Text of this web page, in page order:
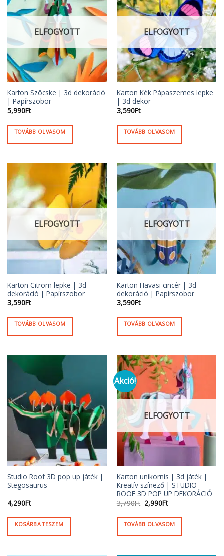
ELFOGYOTT
Karton Szöcske | 3d dekoráció
| Papírszobor
5,990Ft
TOVÁBB OLVASOM
ELFOGYOTT
Karton Kék Pápaszemes lepke
| 3d dekor
3,590Ft
TOVÁBB OLVASOM
ELFOGYOTT
Karton Citrom lepke | 3d
dekoráció | Papírszobor
3,590Ft
TOVÁBB OLVASOM
ELFOGYOTT
Karton Havasi cincér | 3d
dekoráció | Papírszobor
3,590Ft
TOVÁBB OLVASOM
Studio Roof 3D pop up játék |
Stegosaurus
4,290Ft
KOSÁRBA TESZEM
Akció!
ELFOGYOTT
Karton unikornis | 3d játék |
Kreatív színező | STUDIO
ROOF 3D POP UP DEKORÁCIÓ
3,790Ft Original
price
was:
3,790Ft.
2,990FtCurrent
price
is:
2,990Ft.
TOVÁBB OLVASOM